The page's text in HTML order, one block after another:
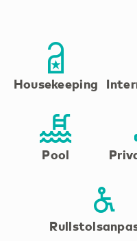
Housekeeping
Pool